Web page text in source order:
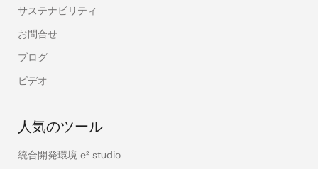
サステナビリティ
お問合せ
ブログ
ビデオ
人気のツール
統合開発環境 e² studio